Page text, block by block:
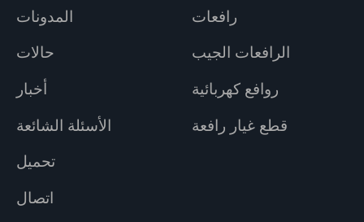
المدونات
حالات
أخبار
الأسئلة الشائعة
تحميل
اتصال
رافعات
الرافعات الجيب
روافع كهربائية
قطع غيار رافعة